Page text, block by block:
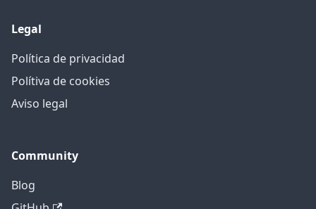
Legal
Política de privacidad
Polítiva de cookies
Aviso legal
Community
Blog